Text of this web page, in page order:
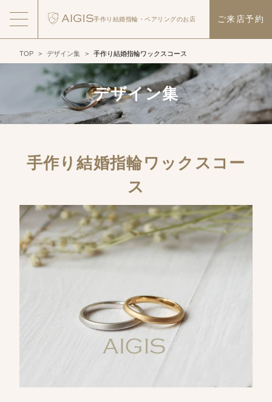
手作り結婚指輪・ ペアリングのお店 ご来店予約
TOP > デザイン集 > 手作り結婚指輪ワックスコース
デザイン集
手作り結婚指輪ワックスコー
ス